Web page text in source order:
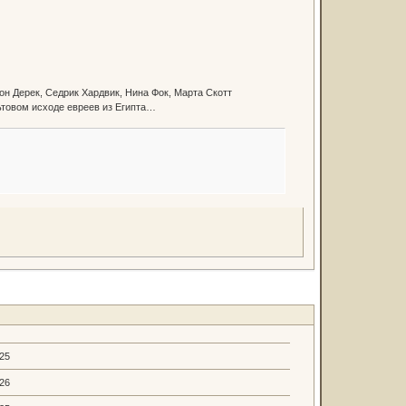
Дерек, Седрик Хардвик, Нина Фок, Марта Скотт
исходе евреев из Египта…